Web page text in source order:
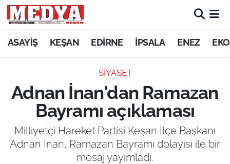
ASAYİŞ KEŞAN EDİRNE İPSALA ENEZ
SİYASET
Adnan İnan'dan Ramazan
Bayramı açıklaması
Milliyetçi Hareket Partisi Keşan İlçe Başkanı
Adnan İnan, Ramazan Bayramı dolayısı ile bir
mesaj yayımladı.
KEŞAN
ASAYİŞ
SİYASET
GÜNDEM